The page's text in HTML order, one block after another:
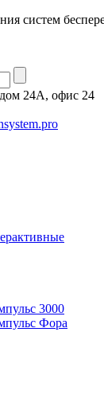
систем
24А, офис 24
3000
Фора